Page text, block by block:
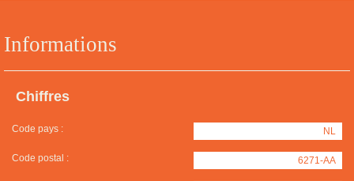
Informations
Chiffres
Code pays : NL
Code postal : 6271-AA